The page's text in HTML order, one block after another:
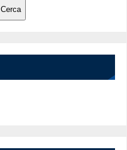
Cerca